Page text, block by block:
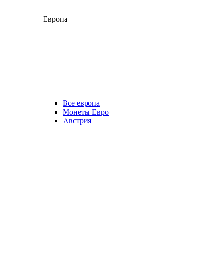
Европа
Все европа
Монеты Евро
Австрия